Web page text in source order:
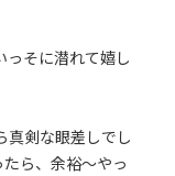
っそに潜れて嬉し
真剣な眼差しでし
ら、余裕～やっ